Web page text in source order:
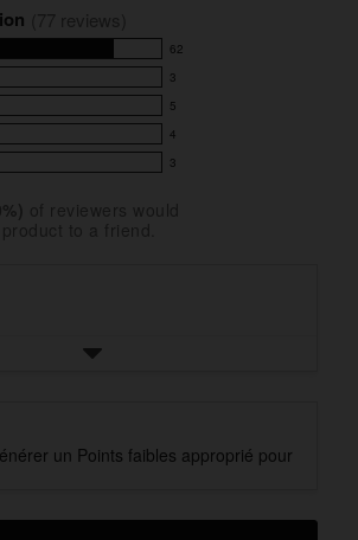
62
3
5
4
3
un Points faibles approprié pour